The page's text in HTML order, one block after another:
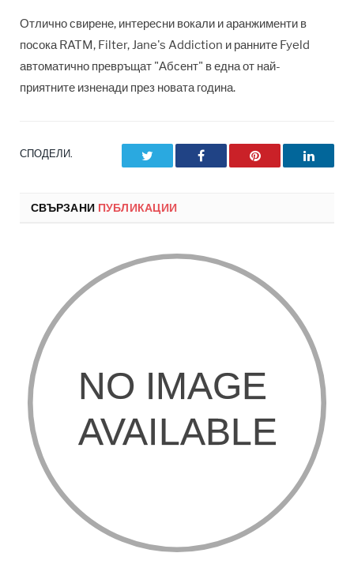
Отлично свирене, интересни вокали и аранжименти в
посока RATM, Filter, Jane's Addiction и ранните Fyeld
автоматично превръщат "Абсент" в една от най-
приятните изненади през новата година.
СПОДЕЛИ. Facebook Pinterest
СВЪРЗАНИ ПУБЛИКАЦИИ